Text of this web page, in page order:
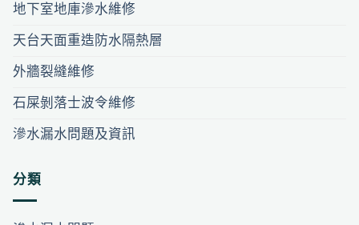
地下室地庫滲水維修
天台天面重造防水隔熱層
外牆裂縫維修
石屎剝落士波令維修
滲水漏水問題及資訊
分類